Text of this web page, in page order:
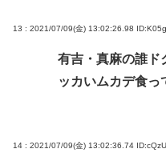
13 : 2021/07/09(金) 13:02:26.98
有吉・真麻の誰ド
ッカいムカデ食っ
14 : 2021/07/09(金) 13:02:36.74